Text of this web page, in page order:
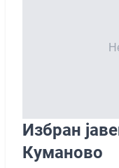
Избран
Куманово